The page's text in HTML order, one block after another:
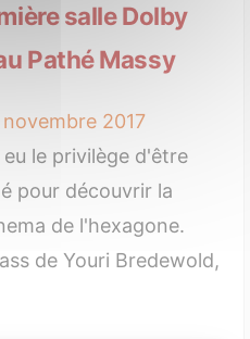
salle Dolby
Pathé Massy
novembre 2017
le privilège d'être
pour découvrir la
de l'hexagone.
de Youri Bredewold,